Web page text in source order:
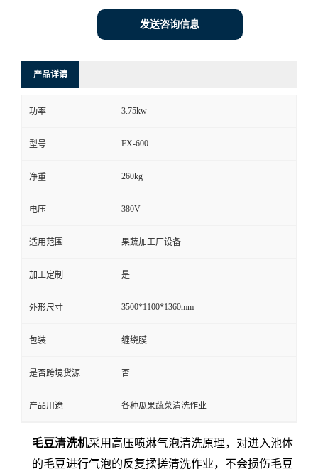
发送咨询信息
产品详请
功率 3.75kw
型号 FX-600
净重 260kg
电压 380V
适用范围 果蔬加工厂设备
加工定制 是
外形尺寸 3500*1100*1360mm
包装 缠绕膜
是否跨境货源 否
产品用途 各种瓜果蔬菜清洗作业
毛豆清洗机采用高压喷淋气泡清洗原理，对进入池体
的毛豆进行气泡的反复揉搓清洗作业，不会损伤毛豆